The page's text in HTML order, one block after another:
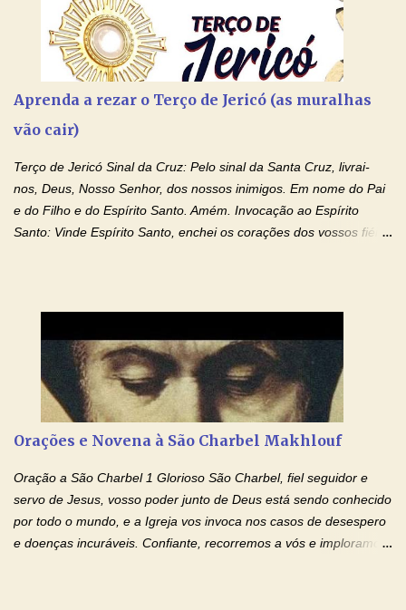
Aprenda a rezar o Terço de Jericó (as muralhas
vão cair)
Terço de Jericó Sinal da Cruz: Pelo sinal da Santa Cruz, livrai-
nos, Deus, Nosso Senhor, dos nossos inimigos. Em nome do Pai
e do Filho e do Espírito Santo. Amém. Invocação ao Espírito
Santo: Vinde Espírito Santo, enchei os corações dos vossos fiéis
o mesmo Espírito e gozemos sempre da sua consolação. Por
Cristo, Senhor Nosso. Amém. Creio: Creio em Deus Pai Todo-
Poderoso, Criador do céu e da terra; e em Jesus Cristo, seu
único Filho, nosso Senhor; que foi concebido pelo poder do Espí­
rito Santo; nasceu da Virgem Maria, padeceu sob Pôncio Pilatos,
foi crucificado, morto e sepultado. Desceu à mansão dos mortos;
ressuscitou ao terceiro dia; subiu aos céus, está sentado à direita
de Deus Pai todo-poderoso, donde há de vir a julgar os v...
Orações e Novena à São Charbel Makhlouf
Oração a São Charbel 1 Glorioso São Charbel, fiel seguidor e
servo de Jesus, vosso poder junto de Deus está sendo conhecido
por todo o mundo, e a Igreja vos invoca nos casos de desespero
e doenças incuráveis. Confiante, recorremos a vós e imploramos